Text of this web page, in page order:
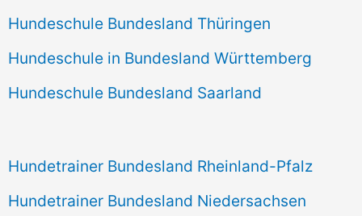
Hundeschule Bundesland Thüringen
Hundeschule in Bundesland Württemberg
Hundeschule Bundesland Saarland
Hundetrainer Bundesland Rheinland-Pfalz
Hundetrainer Bundesland Niedersachsen